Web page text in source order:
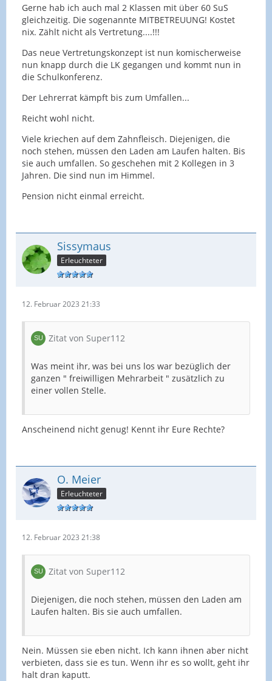
Gerne hab ich auch mal 2 Klassen mit über 60 SuS
gleichzeitig. Die sogenannte MITBETREUUNG! Kostet
nix. Zählt nicht als Vertretung....!!!
Das neue Vertretungskonzept ist nun komischerweise
nun knapp durch die LK gegangen und kommt nun in
die Schulkonferenz.
Der Lehrerrat kämpft bis zum Umfallen...
Reicht wohl nicht.
Viele kriechen auf dem Zahnfleisch. Diejenigen, die
noch stehen, müssen den Laden am Laufen halten. Bis
sie auch umfallen. So geschehen mit 2 Kollegen in 3
Jahren. Die sind nun im Himmel.
Pension nicht einmal erreicht.
Sissymaus
Erleuchteter
12. Februar 2023 21:33
Zitat von Super112
Was meint ihr, was bei uns los war bezüglich der
ganzen " freiwilligen Mehrarbeit " zusätzlich zu
einer vollen Stelle.
Anscheinend nicht genug! Kennt ihr Eure Rechte?
O. Meier
Erleuchteter
12. Februar 2023 21:38
Zitat von Super112
Diejenigen, die noch stehen, müssen den Laden am
Laufen halten. Bis sie auch umfallen.
Nein. Müssen sie eben nicht. Ich kann ihnen aber nicht
verbieten, dass sie es tun. Wenn ihr es so wollt, geht ihr
halt dran kaputt.